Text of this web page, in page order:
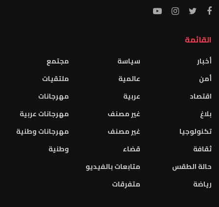
القائمة
أخبار
أمن
اقتصاد
بلاغ
تكنولوجيا
ثقافة
حالة الطقس
رياضة
سياسة
عالمية
عربية
غير مصنف
غير مصنف
قضاء
متابعات بالفيديو
متفرقات
مجتمع
ملتقيات
مهرجانات
مهرجانات عربية
مهرجانات وطنية
وطنية